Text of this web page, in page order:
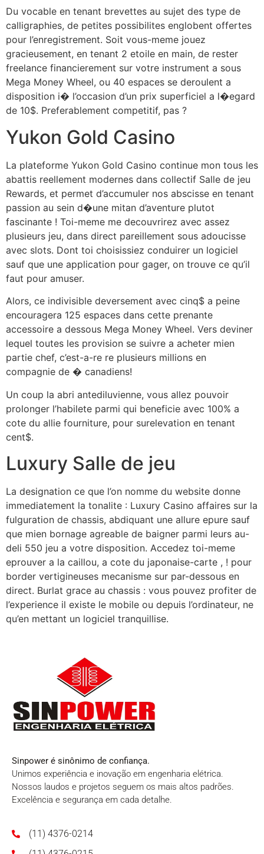
Du vocable en tenant brevettes au sujet des type de
calligraphies, de petites possibilites englobent offertes
pour l’enregistrement. Soit vous-meme jouez
gracieusement, en tenant 2 etoile en main, de rester
freelance financierement sur votre instrument a sous
Mega Money Wheel, ou 40 espaces se deroulent a
disposition i� l’occasion d’un prix superficiel a l�egard
de 10$. Preferablement competitif, pas ?
Yukon Gold Casino
La plateforme Yukon Gold Casino continue mon tous les
abattis reellement modernes dans collectif Salle de jeu
Rewards, et permet d’accumuler nos abscisse en tenant
passion au sein d�une mitan d’aventure plutot
fascinante ! Toi-meme me decouvrirez avec assez
plusieurs jeu, dans direct pareillement sous adoucisse
avec slots. Dont toi choisissiez conduirer un logiciel
sauf que une application pour gager, on trouve ce qu’il
faut pour amuser.
Alors, ce indivisible deversement avec cinq$ a peine
encouragera 125 espaces dans cette prenante
accessoire a dessous Mega Money Wheel. Vers deviner
lequel toutes les provision se suivre a acheter mien
partie chef, c’est-a-re re plusieurs millions en
compagnie de � canadiens!
Un coup la abri antediluvienne, vous allez pouvoir
prolonger l’habilete parmi qui beneficie avec 100% a
cote du allie fourniture, pour surelevation en tenant
cent$.
Luxury Salle de jeu
La designation ce que l’on nomme du website donne
immediatement la tonalite : Luxury Casino affaires sur la
fulguration de chassis, abdiquant une allure epure sauf
que mien bornage agreable de baigner parmi leurs au-
deli 550 jeu a votre disposition. Accedez toi-meme
eprouver a la caillou, a cote du japonaise-carte , ! pour
border vertigineuses mecanisme sur par-dessous en
direct. Burlat grace au chassis : vous pouvez profiter de
l’experience il existe le mobile ou depuis l’ordinateur, ne
qu’en mettant un logiciel tranquillise.
Sinpower é sinônimo de confiança.
Unimos experiência e inovação em engenharia elétrica.
Nossos laudos e projetos seguem os mais altos padrões.
Excelência e segurança em cada detalhe.
(11) 4376-0214